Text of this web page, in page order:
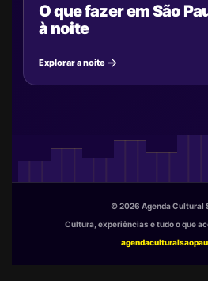
O que fazer em São
à noite
Explorar a noite
© 2026 Agenda Cultural
Cultura, experiências e tudo o que